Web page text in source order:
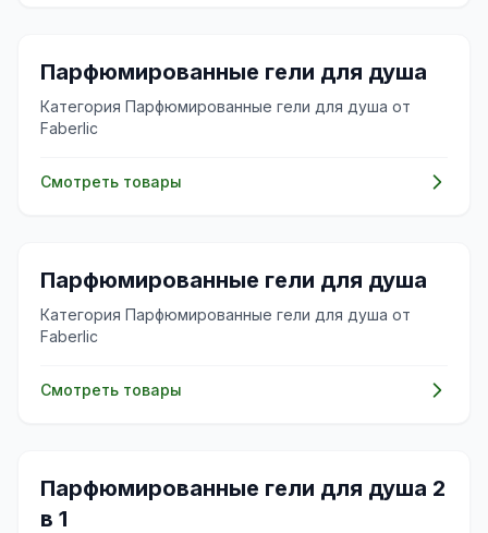
🌸
Парфюмированные гели для душа
Категория Парфюмированные гели для душа от
Faberlic
Смотреть товары
🌸
Парфюмированные гели для душа
Категория Парфюмированные гели для душа от
Faberlic
Смотреть товары
🌸
Парфюмированные гели для душа 2
в 1